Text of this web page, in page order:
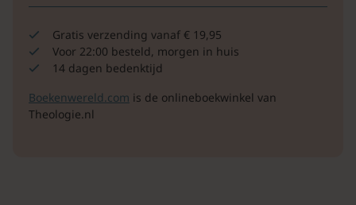
Gratis verzending vanaf € 19,95
Voor 22:00 besteld, morgen in huis
14 dagen bedenktijd
Boekenwereld.com is de onlineboekwinkel van
Theologie.nl